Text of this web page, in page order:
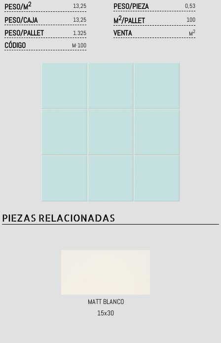
PESO/M2 13,25 PESO/PIEZA 0,53
PESO/CAJA 13,25 M2/PALLET 100
PESO/PALLET 1.325 VENTA M2
CÓDIGO M·100
PIEZAS RELACIONADAS
MATT BLANCO
15x30